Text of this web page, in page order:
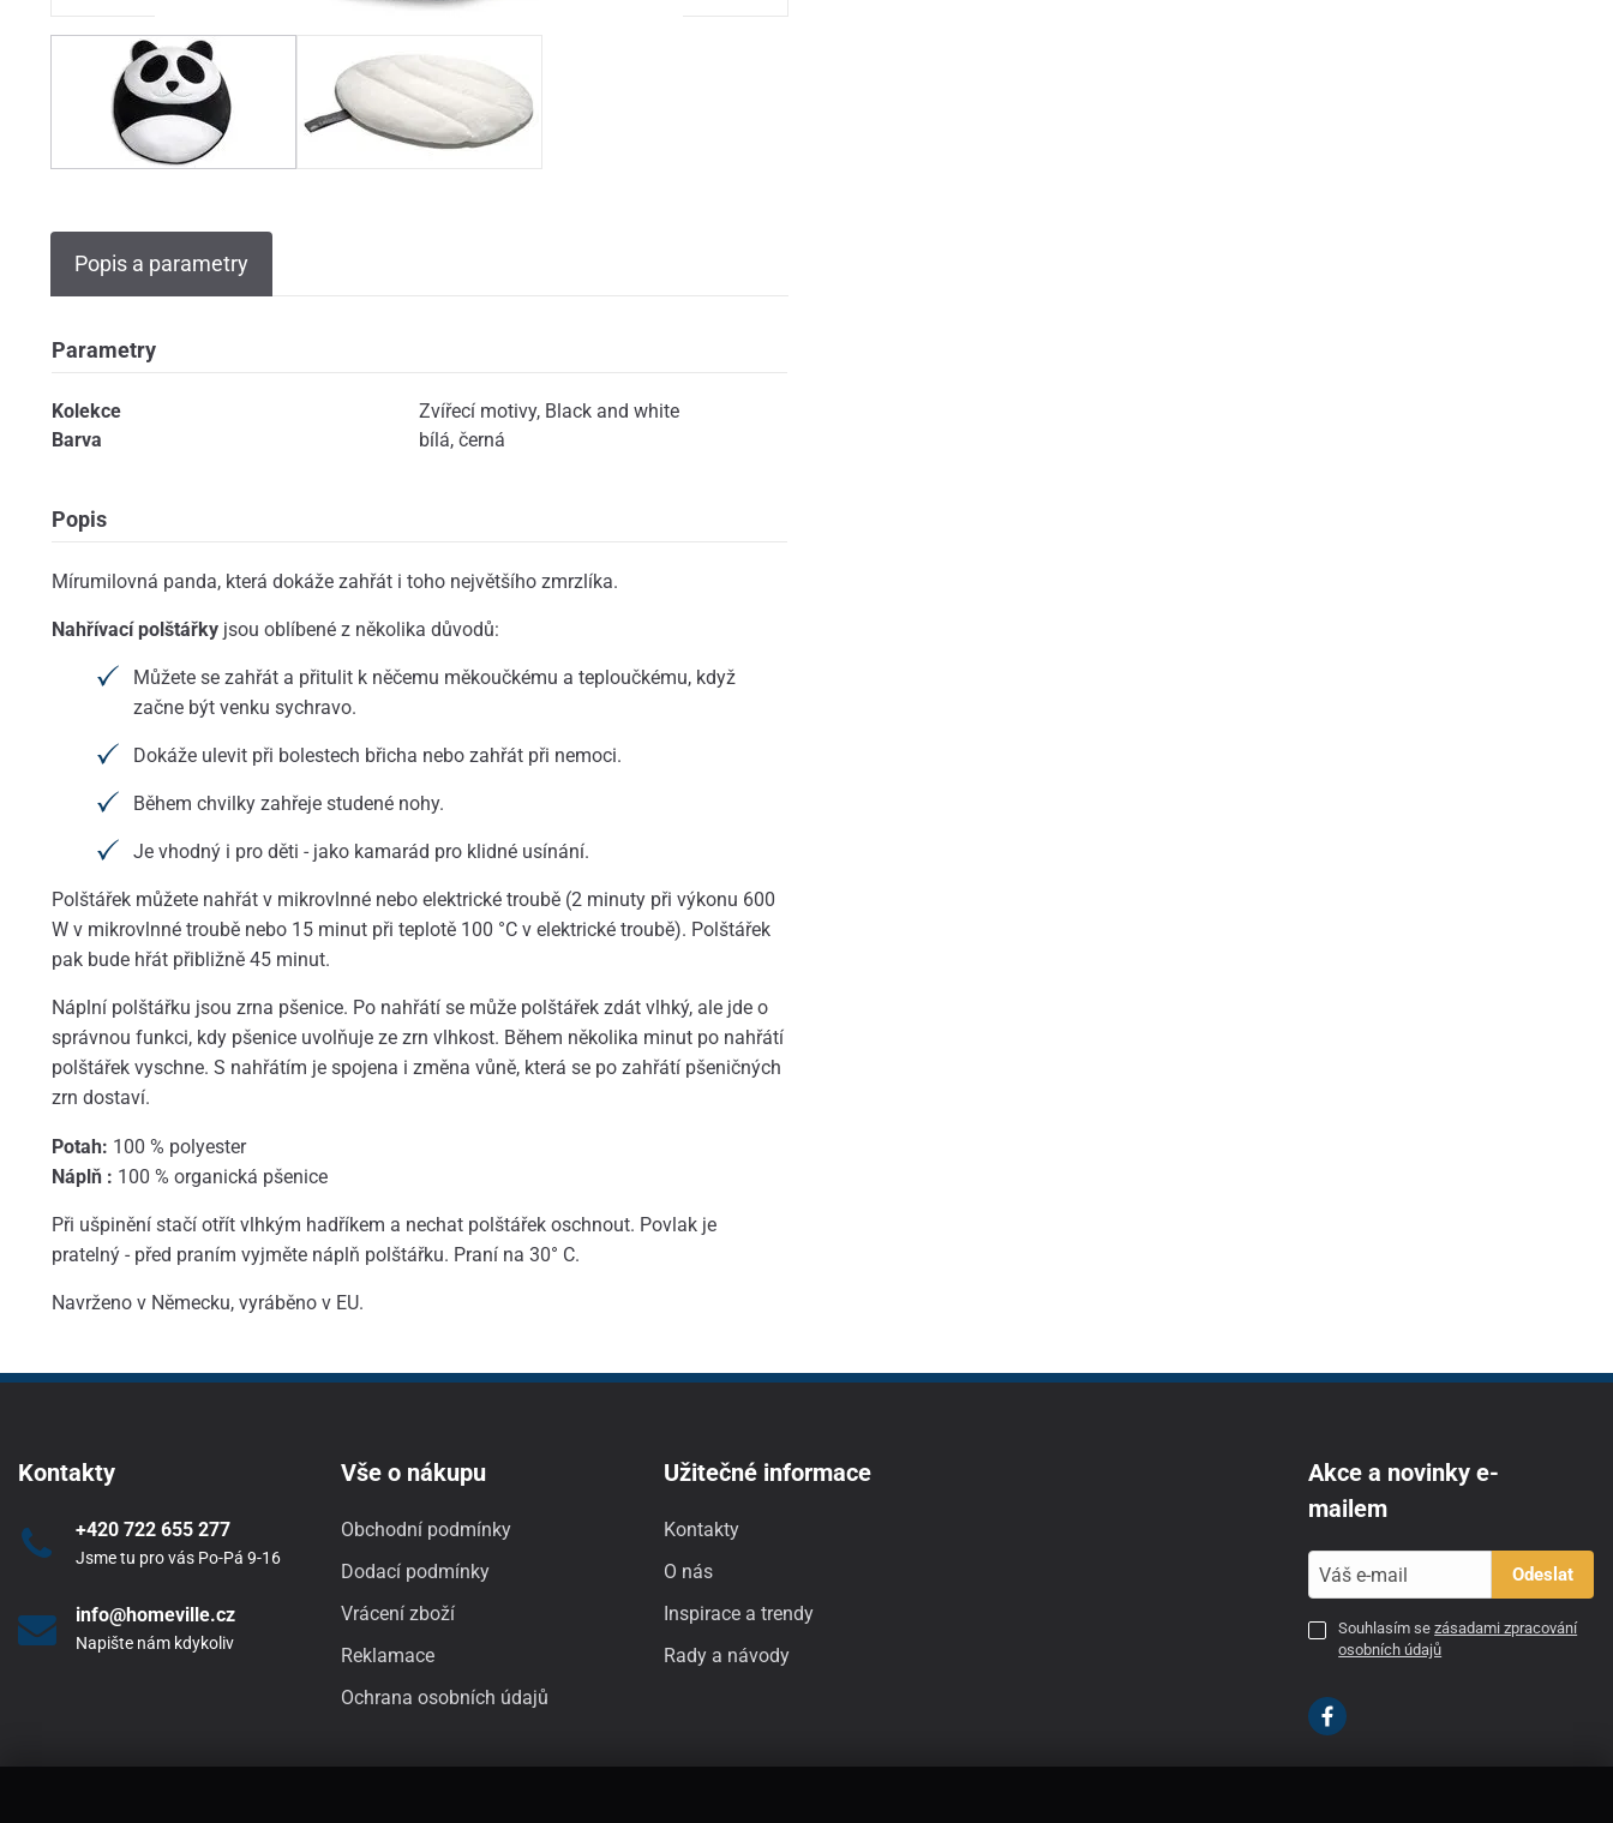
Popis a parametry
Parametry
Kolekce Zvířecí motivy, Black and white
Barva
bílá, černá
Popis
Mírumilovná panda, která dokáže zahřát i toho největšího zmrzlíka.
Nahřívací polštářkyjsou oblíbené z několika důvodů:
Můžete se zahřát a přitulit k něčemu měkoučkému a teploučkému, když
začne být venku sychravo.
Dokáže ulevit při bolestech břicha nebo zahřát při nemoci.
Během chvilky zahřeje studené nohy.
Je vhodný i pro děti - jako kamarád pro klidné usínání.
Polštářek můžete nahřát v mikrovlnné nebo elektrické troubě (2 minuty při výkonu 600
W v mikrovlnné troubě nebo 15 minut při teplotě 100 °C v elektrické troubě). Polštářek
pak bude hřát přibližně 45 minut.
Náplní polštářku jsou zrna pšenice. Po nahřátí se může polštářek zdát vlhký, ale jde o
správnou funkci, kdy pšenice uvolňuje ze zrn vlhkost. Během několika minut po nahřátí
polštářek vyschne. S nahřátím je spojena i změna vůně, která se po zahřátí pšeničných
zrn dostaví.
Potah: 100 % polyester
Náplň : 100 % organická pšenice
Při ušpinění stačí otřít vlhkým hadříkem a nechat polštářek oschnout. Povlak je
pratelný - před praním vyjměte náplň polštářku. Praní na 30° C.
Navrženo v Německu, vyráběno v EU.
Kontakty
+420 722 655 277
Jsme tu pro vás Po-Pá 9-16
info@homeville.cz
Napište nám kdykoliv
Vše o nákupu
Obchodní podmínky
Dodací podmínky
Vrácení zboží
Reklamace
Ochrana osobních údajů
Užitečné informace
Kontakty
O nás
Inspirace a trendy
Rady a návody
Akce a novinky e-
mailem
Odeslat
Souhlasím sezásadami zpracování
osobních údajů